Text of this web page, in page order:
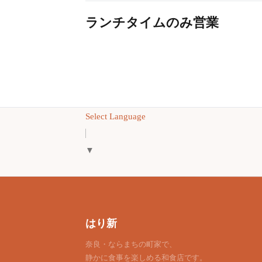
ランチタイムのみ営業
Select Language
▼
はり新
奈良・ならまちの町家で、
静かに食事を楽しめる和食店です。